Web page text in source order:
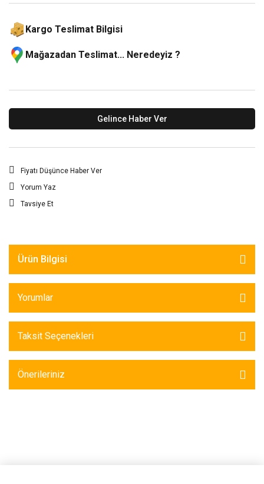
Kargo Teslimat Bilgisi
Mağazadan Teslimat... Neredeyiz ?
Gelince Haber Ver
Fiyatı Düşünce Haber Ver
Yorum Yaz
Tavsiye Et
Ürün Bilgisi
Yorumlar
Taksit Seçenekleri
Önerileriniz